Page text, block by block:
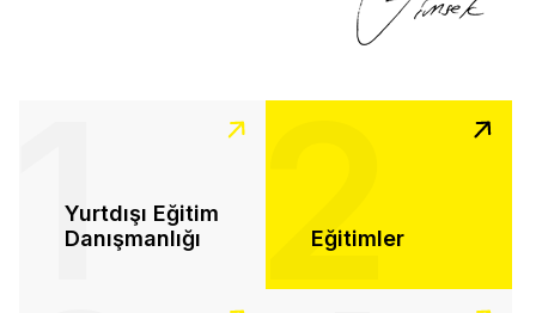
Yurtdışı Eğitim
Danışmanlığı
1 Eğitimler
2